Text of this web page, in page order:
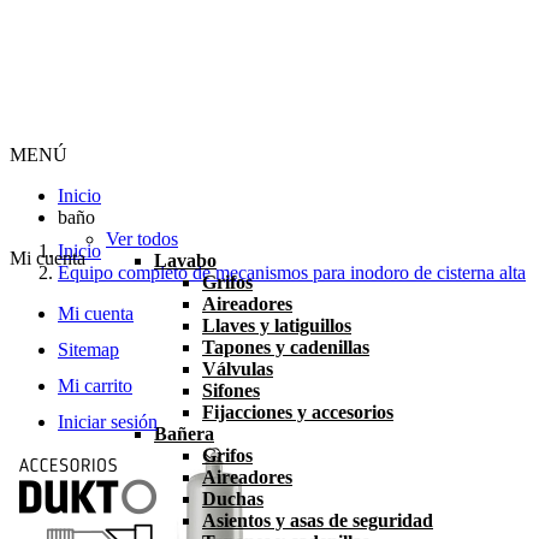
Mi cuenta
Mi cuenta
Sitemap
Mi carrito
Iniciar sesión
MENÚ
Inicio
baño
Ver todos
Lavabo
Grifos
Aireadores
Llaves y latiguillos
Tapones y cadenillas
Válvulas
Sifones
Fijacciones y accesorios
Bañera
Grifos
Aireadores
Duchas
Asientos y asas de seguridad
Inicio
Equipo completo de mecanismos para inodoro de cisterna alta